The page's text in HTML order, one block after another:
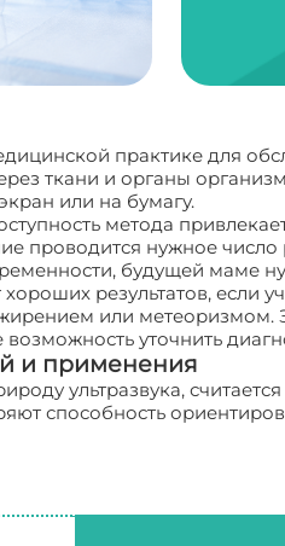
практике для
ткани и органы
или на бумагу.
метода
проводится нужное
будущей маме
результатов, если
или метеоризмом.
уточнить
и применения
ультразвука,
способность